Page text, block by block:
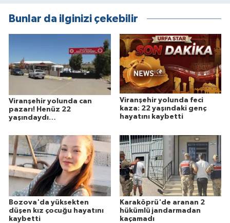
Bunlar da ilginizi çekebilir
Viranşehir yolunda can
pazarı! Henüz 22
yaşındaydı…
Viranşehir yolunda feci
kaza: 22 yaşındaki genç
hayatını kaybetti
Bozova'da yüksekten
düşen kız çocuğu hayatını
kaybetti
Karaköprü'de aranan 2
hükümlü jandarmadan
kaçamadı